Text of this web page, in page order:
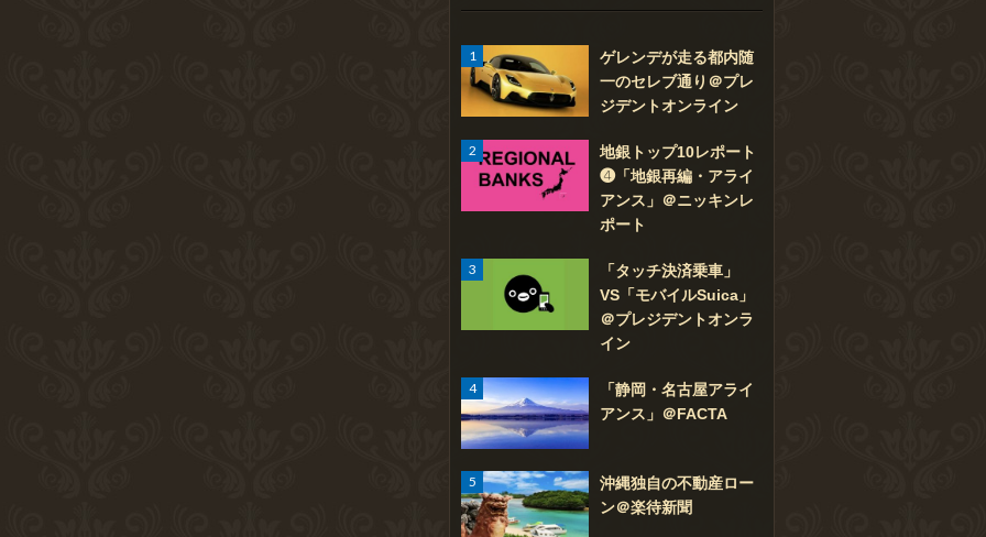
ゲレンデが走る都内随
一のセレブ通り＠プレ
ジデントオンライン
地銀トップ10レポート
❹「地銀再編・アライ
アンス」＠ニッキンレ
ポート
「タッチ決済乗車」
VS「モバイルSuica」
＠プレジデントオンラ
イン
「静岡・名古屋アライ
アンス」＠FACTA
沖縄独自の不動産ロー
ン＠楽待新聞